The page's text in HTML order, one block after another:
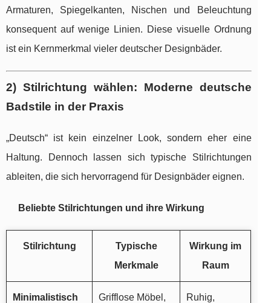
Armaturen, Spiegelkanten, Nischen und Beleuchtung
konsequent auf wenige Linien. Diese visuelle Ordnung
ist ein Kernmerkmal vieler deutscher Designbäder.
2) Stilrichtung wählen: Moderne deutsche
Badstile in der Praxis
„Deutsch“ ist kein einzelner Look, sondern eher eine
Haltung. Dennoch lassen sich typische Stilrichtungen
ableiten, die sich hervorragend für Designbäder eignen.
Beliebte Stilrichtungen und ihre Wirkung
Stilrichtung
Typische
Merkmale
Wirkung im
Raum
Minimalistisch Grifflose Möbel, Ruhig,